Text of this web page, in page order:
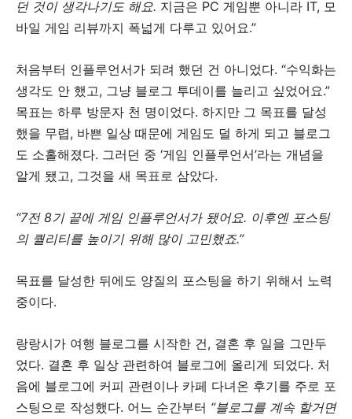
던 것이 생각나기도 해요. 지금은 PC 게임뿐 아니라 IT, 모
바일 게임 리뷰까지 폭넓게 다루고 있어요.”
처음부터 인플루언서가 되려 했던 건 아니었다. “수익화는
생각도 안 했고, 그냥 블로그 투데이를 늘리고 싶었어요.”
목표는 하루 방문자 천 명이었다. 하지만 그 목표를 달성
했을 무렵, 바쁜 일상 때문에 게임도 덜 하게 되고 블로그
도 소홀해졌다. 그러던 중 ‘게임 인플루언서’라는 개념을
알게 됐고, 그것을 새 목표로 삼았다.
“7전 8기 끝에 게임 인플루언서가 됐어요. 이후엔 포스팅
의 퀄리티를 높이기 위해 많이 고민했죠.”
목표를 달성한 뒤에도 양질의 포스팅을 하기 위해서 노력
중이다.
랑랑시가 여행 블로그를 시작한 건, 결혼 후 일을 그만두
었다. 결혼 후 일상 관련하여 블로그에 올리게 되었다. 처
음에 블로그에 커피 관련이나 카페 다녀온 후기를 주로 포
스팅으로 작성했다. 어느 순간부터 “블로그를 계속 할거면